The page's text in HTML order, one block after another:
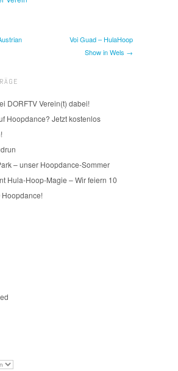
Voi Guad – HulaHoop
Show in Wels →
DORFTV Verein(t) dabei!
Hoopdance? Jetzt kostenlos
– unser Hoopdance-Sommer
Hula-Hoop-Magie – Wir feiern 10
Hoopdance!